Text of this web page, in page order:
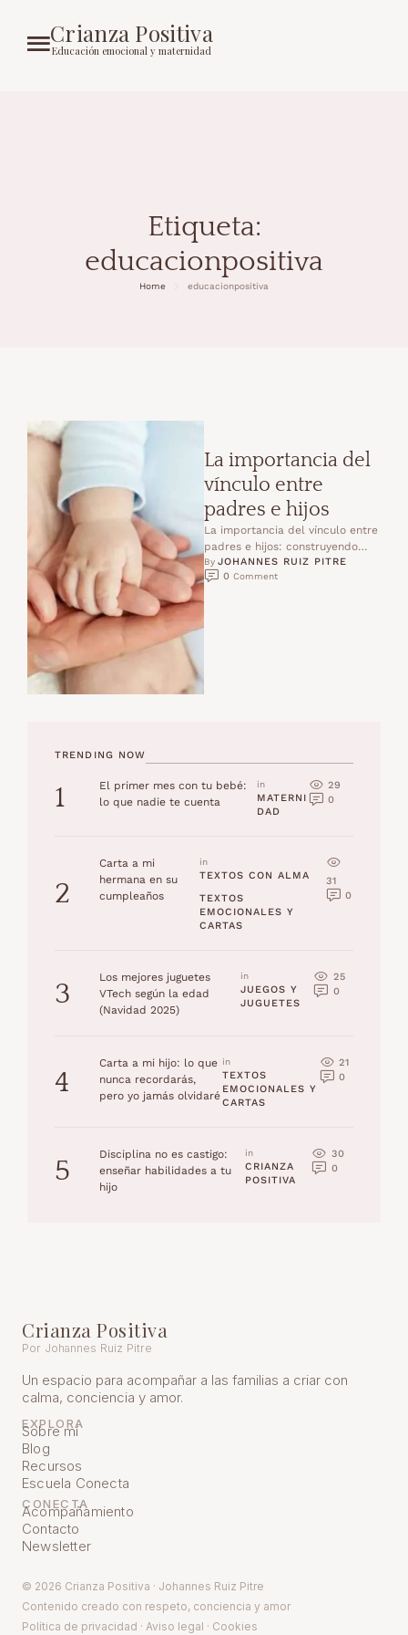
Crianza Positiva
Educación emocional y maternidad
Etiqueta:
educacionpositiva
Home educacionpositiva
La importancia del
vínculo entre
padres e hijos
La importancia del vínculo entre
padres e hijos: construyendo
amor y seguridad Desde el
primer instante en que …
By JOHANNES RUIZ PITRE
0 Comment
TRENDING NOW
1
El primer mes con tu bebé:
lo que nadie te cuenta
in
MATERNI
DAD
29
0
2
Carta a mi
hermana en su
cumpleaños
in
TEXTOS CON ALMA
TEXTOS
EMOCIONALES Y
CARTAS
31
0
3
Los mejores juguetes
VTech según la edad
(Navidad 2025)
in
JUEGOS Y
JUGUETES
25
0
4
Carta a mi hijo: lo que
nunca recordarás,
pero yo jamás olvidaré
in
TEXTOS
EMOCIONALES Y
CARTAS
21
0
5
Disciplina no es castigo:
enseñar habilidades a tu
hijo
in
CRIANZA
POSITIVA
30
0
Crianza Positiva
Por Johannes Ruiz Pitre
Un espacio para acompañar a las familias a criar con
calma, conciencia y amor.
EXPLORA
Sobre mí
Blog
Recursos
Escuela Conecta
CONECTA
Acompañamiento
Contacto
Newsletter
© 2026 Crianza Positiva · Johannes Ruiz Pitre
Contenido creado con respeto, conciencia y amor
Política de privacidad · Aviso legal · Cookies